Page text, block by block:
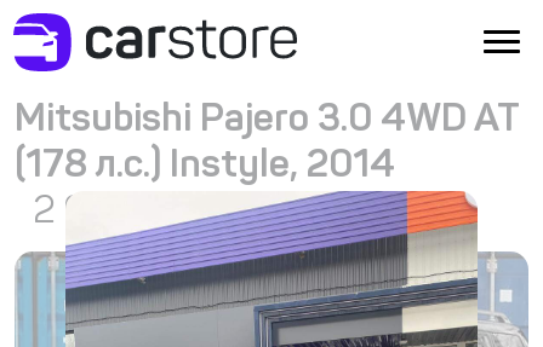
Mitsubishi Pajero 3.0 4WD AT
(178 л.с.) Instyle, 2014
2 603 000₽